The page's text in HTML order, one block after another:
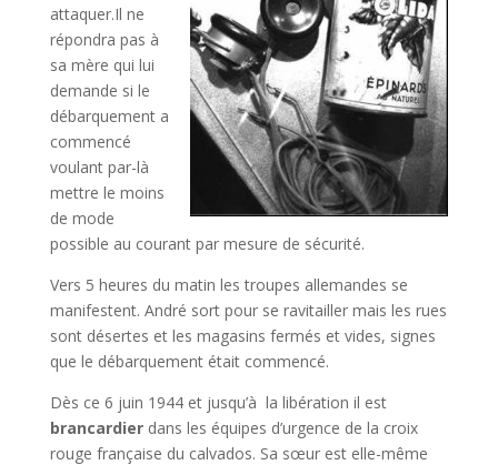
attaquer.Il ne
répondra pas à
sa mère qui lui
demande si le
débarquement a
commencé
voulant par-là
mettre le moins
de mode
possible au courant par mesure de sécurité.
Vers 5 heures du matin les troupes allemandes se
manifestent. André sort pour se ravitailler mais les rues
sont désertes et les magasins fermés et vides, signes
que le débarquement était commencé.
Dès ce 6 juin 1944 et jusqu’à la libération il est
brancardierdans les équipes d’urgence de la croix
rouge française du calvados. Sa sœur est elle-même